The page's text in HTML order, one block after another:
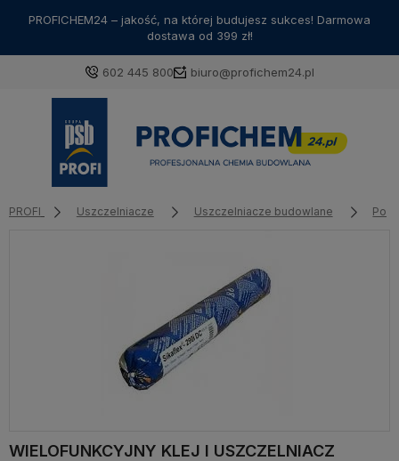
PROFICHEM24 – jakość, na której budujesz sukces! Darmowa
dostawa od 399 zł!
602 445 800 biuro@profichem24.pl
PROFI Uszczelniacze Uszczelniacze budowlane
WIELOFUNKCYJNY KLEJ I USZCZELNIACZ